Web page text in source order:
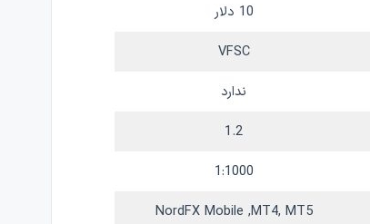
10 دلار
VFSC
ندارد
1.2
1:1000
NordFX Mobile ,MT4, MT5